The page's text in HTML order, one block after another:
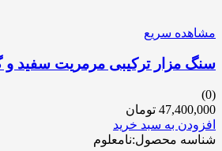
مشاهده سریع
سنگ مزار ترکیبی مرمریت سفید و
(0)
47,400,000 تومان
افزودن به سبد خرید
شناسه محصول:نامعلوم